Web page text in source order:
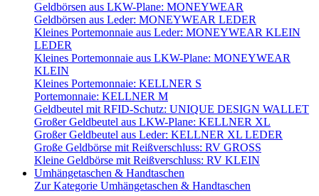
Geldbörsen aus LKW-Plane: MONEYWEAR
Geldbörsen aus Leder: MONEYWEAR LEDER
Kleines Portemonnaie aus Leder: MONEYWEAR KLEIN
LEDER
Kleines Portemonnaie aus LKW-Plane: MONEYWEAR
KLEIN
Kleines Portemonnaie: KELLNER S
Portemonnaie: KELLNER M
Geldbeutel mit RFID-Schutz: UNIQUE DESIGN WALLET
Großer Geldbeutel aus LKW-Plane: KELLNER XL
Großer Geldbeutel aus Leder: KELLNER XL LEDER
Große Geldbörse mit Reißverschluss: RV GROSS
Kleine Geldbörse mit Reißverschluss: RV KLEIN
Umhängetaschen & Handtaschen
Zur Kategorie Umhängetaschen & Handtaschen